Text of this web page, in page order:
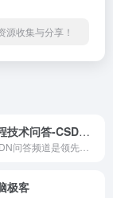
收集与分享！
编程技术问答-CSDN问答
极客